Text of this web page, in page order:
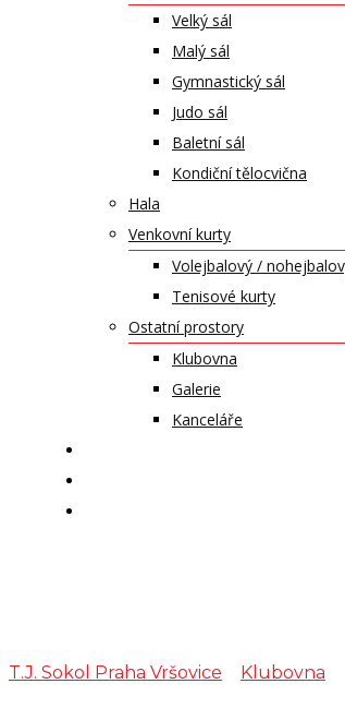
Velký sál
Malý sál
Gymnastický sál
Judo sál
Baletní sál
Kondiční tělocvična
Hala
Venkovní kurty
Volejbalový /
Tenisové kurty
Ostatní prostory
Klubovna
Galerie
Kanceláře
T.J. Sokol Praha Vršovice Klubovna